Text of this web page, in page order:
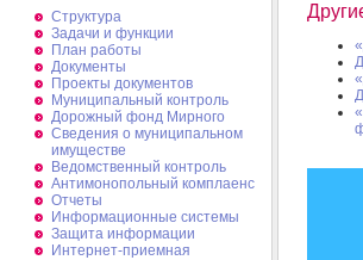
Структура
Задачи и функции
План работы
Документы
Проекты документов
Муниципальный контроль
Дорожный фонд Мирного
Cведения о муниципальном
имуществе
Ведомственный контроль
Антимонопольный комплаенс
Отчеты
Информационные системы
Защита информации
Интернет-приемная